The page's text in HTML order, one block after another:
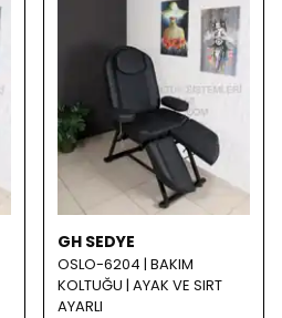
GH SEDYE
OSLO-6204 | BAKIM
KOLTUĞU | AYAK VE SIRT
AYARLI